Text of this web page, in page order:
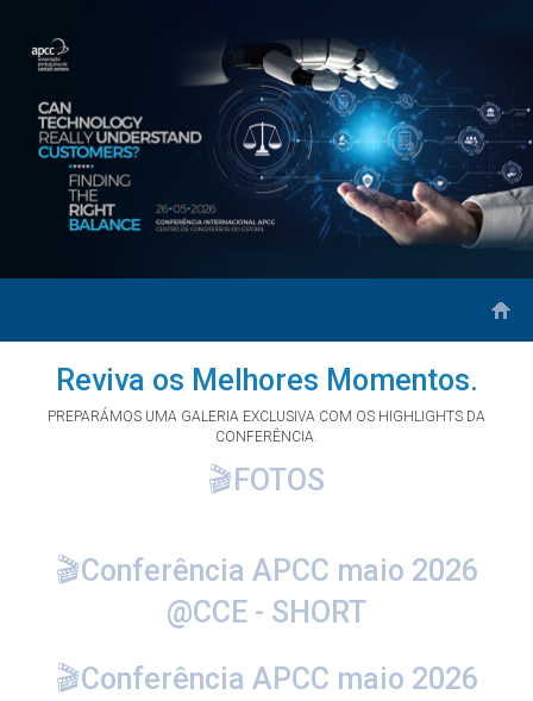
Reviva os Melhores Momentos.
PREPARÁMOS UMA GALERIA EXCLUSIVA COM OS HIGHLIGHTS DA
CONFERÊNCIA.
🎬FOTOS
🎬Conferência APCC maio 2026
@CCE - SHORT
🎬Conferência APCC maio 2026